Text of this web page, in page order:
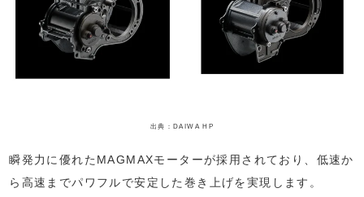
出典：DAIWA HP
瞬発力に優れたMAGMAXモーターが採用されており、低速か
ら高速までパワフルで安定した巻き上げを実現します。